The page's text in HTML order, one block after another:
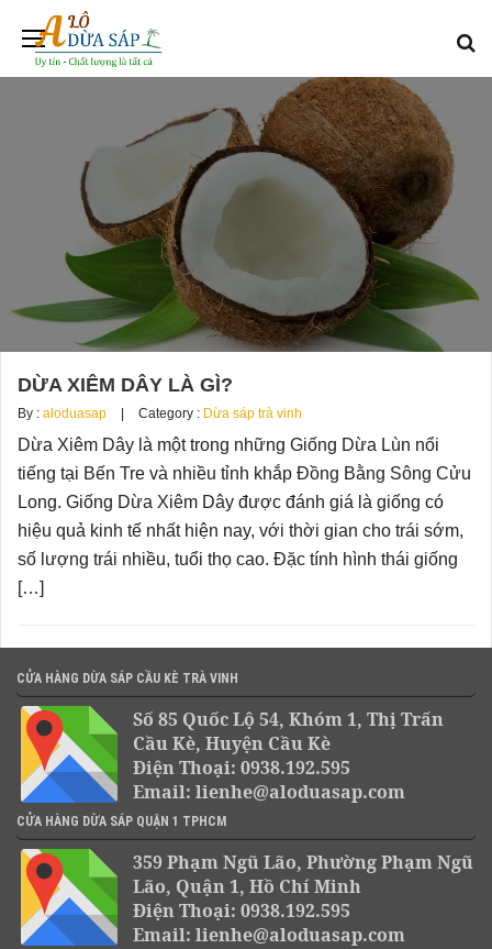
DỪA XIÊM DÂY LÀ GÌ?
By : aloduasap Category : Dừa sáp trà vinh
Dừa Xiêm Dây là một trong những Giống Dừa Lùn nổi
tiếng tại Bến Tre và nhiều tỉnh khắp Đồng Bằng Sông Cửu
Long. Giống Dừa Xiêm Dây được đánh giá là giống có
hiệu quả kinh tế nhất hiện nay, với thời gian cho trái sớm,
số lượng trái nhiều, tuổi thọ cao. Đặc tính hình thái giống
[…]
CỬA HÀNG DỪA SÁP CẦU KÈ TRÀ VINH
Số 85 Quốc Lộ 54, Khóm 1, Thị Trấn
Cầu Kè, Huyện Cầu Kè
Điện Thoại: 0938.192.595
Email: lienhe@aloduasap.com
CỬA HÀNG DỪA SÁP QUẬN 1 TPHCM
359 Phạm Ngũ Lão, Phường Phạm Ngũ
Lão, Quận 1, Hồ Chí Minh
Điện Thoại: 0938.192.595
Email: lienhe@aloduasap.com